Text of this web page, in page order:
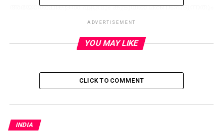
അഭയാര്‍ത്ഥികളില്‍ ഏറ്റവും കൂടുതല്‍ മരണപ്പെടുന്നതും
ദുരിതമനുഭവിക്കുന്നതും കുട്ടികളാണെന്ന് സേവ് ദ
മോദിയുടെ അച്ഛാദിന്‍ സ്വന്തം പാര്‍ട്ടിക്കാര്‍ക്കോ
കാവിച്ചെങ്കൊടിക്കെതിരെ വേങ്ങരയുടെ
മഞ്ഞക്കാര്‍ഡ്
ADVERTISEMENT
YOU MAY LIKE
CLICK TO COMMENT
INDIA